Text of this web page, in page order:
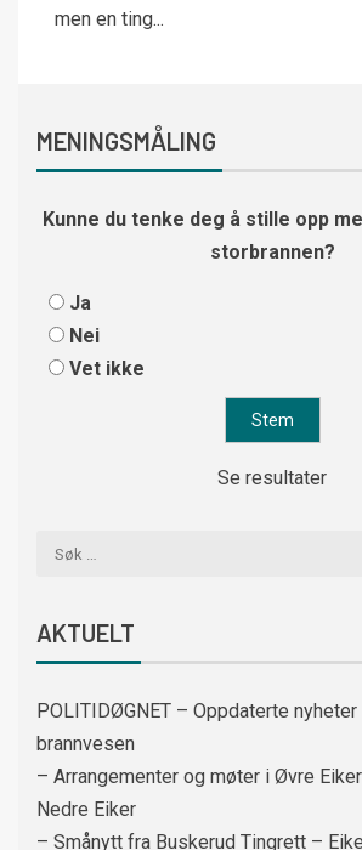
men en ting...
MENINGSMÅLING
Kunne du tenke deg å stille opp
storbrannen?
Ja
Nei
Vet ikke
Se resultater
AKTUELT
POLITIDØGNET – Oppdaterte
brannvesen
– Arrangementer og møter i Øvre
Nedre Eiker
– Smånytt fra Buskerud Tingrett –